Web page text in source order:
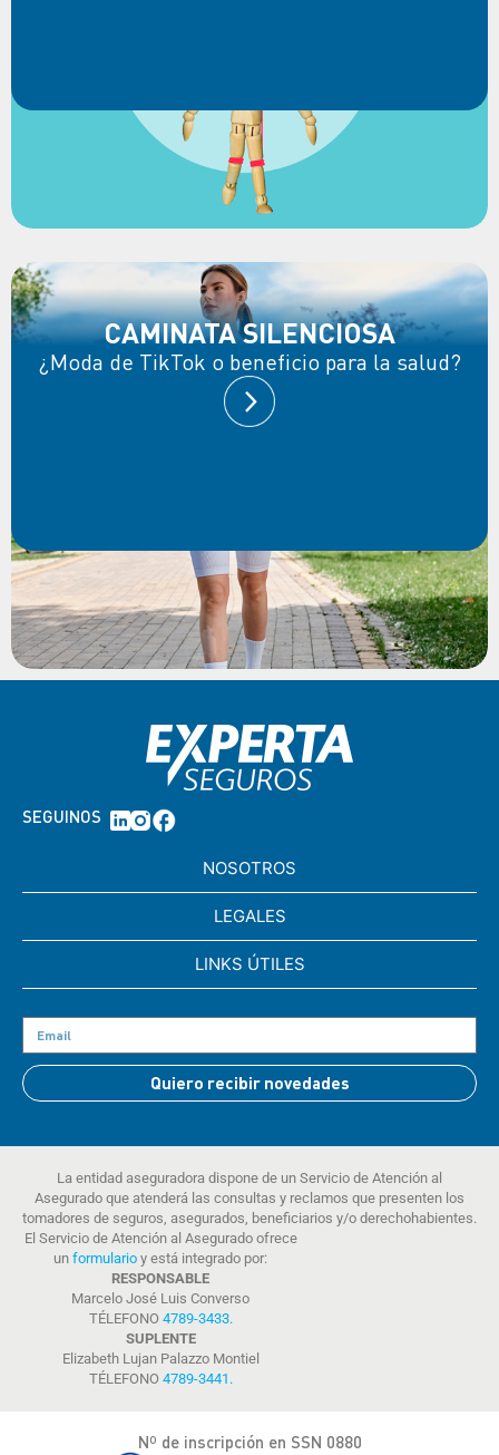
CAMINATA SILENCIOSA
¿Moda de TikTok o beneficio para la salud?
SEGUINOS
NOSOTROS
LEGALES
LINKS ÚTILES
Quiero recibir novedades
La entidad aseguradora dispone de un Servicio de Atención al
Asegurado que atenderá las consultas y reclamos que presenten los
tomadores de seguros, asegurados, beneficiarios y/o derechohabientes.
El Servicio de Atención al Asegurado ofrece
un formulario y está integrado por:
RESPONSABLE
Marcelo José Luis Converso
TÉLEFONO 4789-3433.
SUPLENTE
Elizabeth Lujan Palazzo Montiel
TÉLEFONO 4789-3441 .
Nº de inscripción en SSN 0880